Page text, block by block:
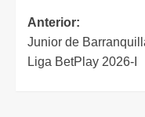
Anterior:
Junior de
Liga BetPlay 2026-I